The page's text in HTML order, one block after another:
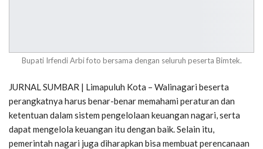
Bupati Irfendi Arbi foto bersama dengan seluruh peserta Bimtek.
JURNAL SUMBAR | Limapuluh Kota – Walinagari beserta
perangkatnya harus benar-benar memahami peraturan dan
ketentuan dalam sistem pengelolaan keuangan nagari, serta
dapat mengelola keuangan itu dengan baik. Selain itu,
pemerintah nagari juga diharapkan bisa membuat perencanaan